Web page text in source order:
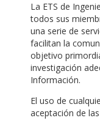
La ETS de
todos sus
una serie de
facilitan la
objetivo
investigación
Información.
El uso de
aceptación de las